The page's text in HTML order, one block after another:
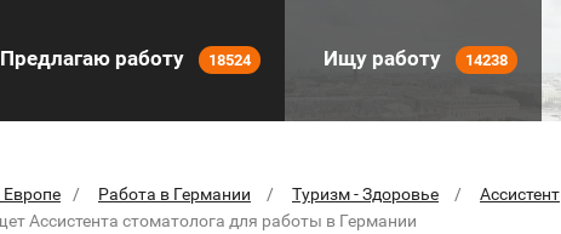
Предлагаю работу 18524 Ищу работу 14238
Европе Работа в Германии Туризм - Здоровье
Ассистент
Ассистента стоматолога для работы в Германии